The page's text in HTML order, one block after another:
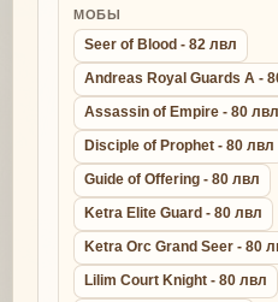
МОБЫ
Seer of Blood - 82 лвл
Andreas Royal Guards A -
Assassin of Empire - 80 лвл
Disciple of Prophet - 80 лвл
Guide of Offering - 80 лвл
Ketra Elite Guard - 80 лвл
Ketra Orc Grand Seer - 80
Lilim Court Knight - 80 лвл